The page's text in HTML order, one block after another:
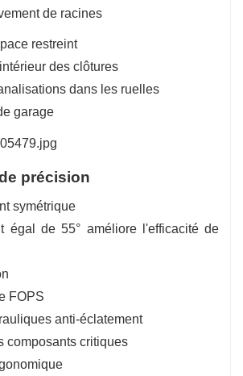
de racines
restreint
des clôtures
dans les ruelles
garage
précision
symétrique
égal de 55° améliore l'efficacité de
FOPS
anti-éclatement
composants critiques